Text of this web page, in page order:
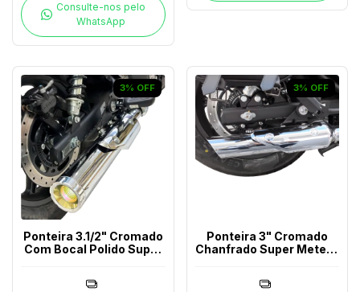
Consulte-nos pelo
WhatsApp
3% OFF
Ponteira 3.1/2" Cromado
Com Bocal Polido Super
3% OFF
Ponteira 3" Cromado
Chanfrado Super Meteor